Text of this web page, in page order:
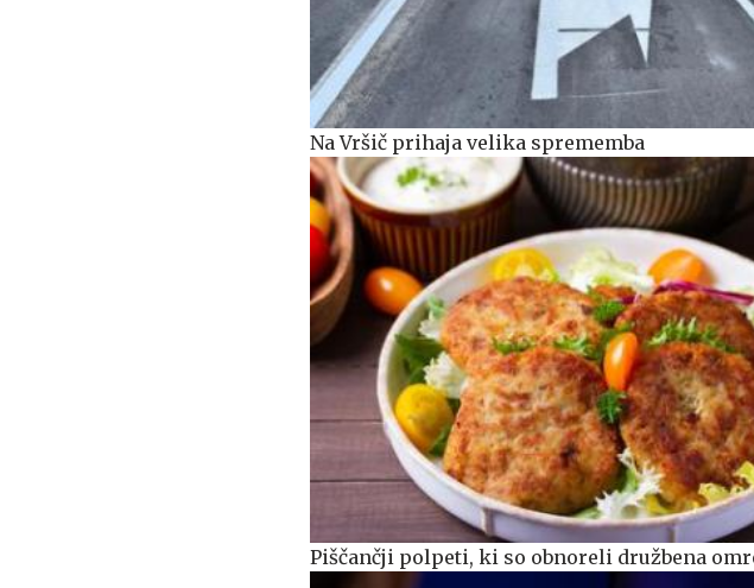
Na Vršič prihaja velika sprememba
Piščančji polpeti, ki so obnoreli družbena